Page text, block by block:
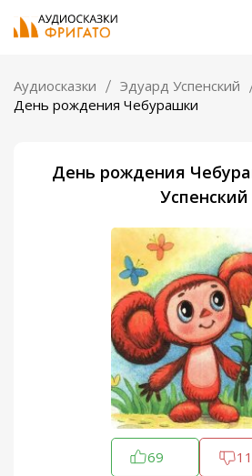
Аудиосказки
Эдуард Успенский
День рождения Чебурашки
День рождения
Успенский
69 11